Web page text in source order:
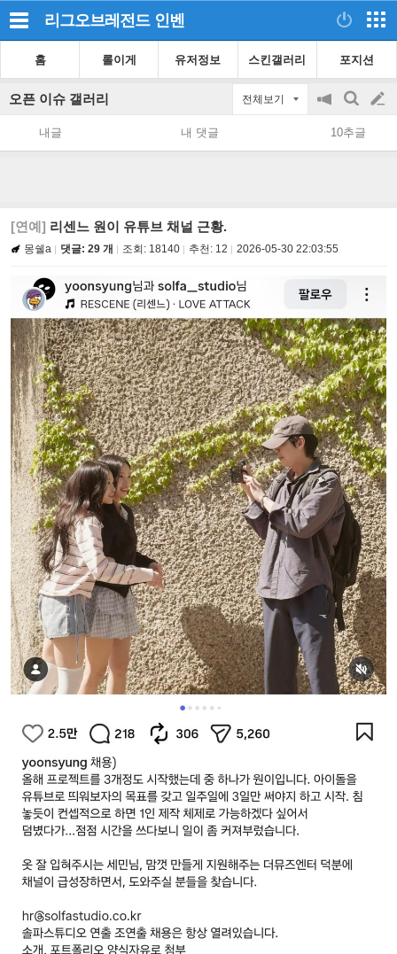
리그오브레전드 인벤
홈 롤이게 유저정보 스킨갤러리 포지션
오픈 이슈 갤러리 전체보기
공
지
on/off
검
색
글
쓰
내글 내 댓글 10추글
[연예] 리센느 원이 유튜브 채널 근황.
몽쉘a 댓글: 29 개 조회: 18140 추천: 12 2026-05-30 22:03:55